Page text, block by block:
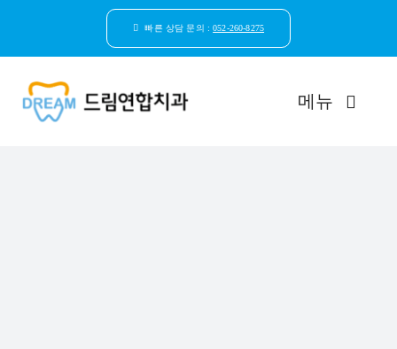
빠른 상담 문의 :052-260-8275
메뉴